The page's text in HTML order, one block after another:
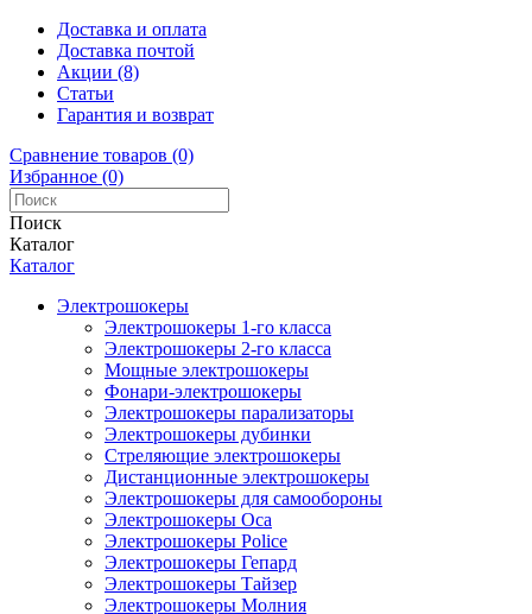
Доставка и оплата
Доставка почтой
Акции (8)
Статьи
Гарантия и возврат
Сравнение товаров (0)
Избранное (0)
Поиск
Каталог
Каталог
Электрошокеры
Электрошокеры 1-го класса
Электрошокеры 2-го класса
Мощные электрошокеры
Фонари-электрошокеры
Электрошокеры парализаторы
Электрошокеры дубинки
Стреляющие электрошокеры
Дистанционные электрошокеры
Электрошокеры для самообороны
Электрошокеры Оса
Электрошокеры Police
Электрошокеры Гепард
Электрошокеры Тайзер
Электрошокеры Молния